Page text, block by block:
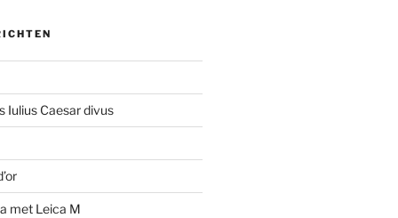
Iulius Caesar divus
met Leica M